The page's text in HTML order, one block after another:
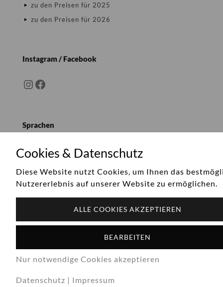
zu den Preisen für 2025
zu den Preisen für 2026
Instagram / Facebook
Instagram
Facebook
Sprachen
© 2026 Linz City Express - Stadtrundfahrten in Linz -
City Tours in Linz. All Rights Reserved.Impressum|
Powered bywww.mediaconcept.at
Cookies & Datenschutz
Diese Website nutzt Cookies, um Ihnen das
Nutzererlebnis auf unserer Website zu ermöglichen.
ALLE COOKIES AKZEPTIEREN
BEARBEITEN
Nur notwendige Cookies akzeptieren
Datenschutz | Impressum